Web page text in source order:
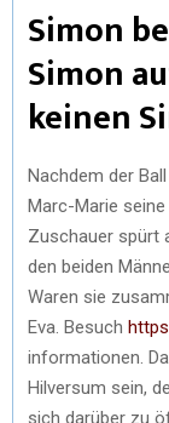
Simon
Simon
keinen
Nachdem der
Marc-Marie
Zuschauer spürt
den beiden
Waren sie
Eva. Besuch
informationen.
Hilversum sein,
sich darüber zu